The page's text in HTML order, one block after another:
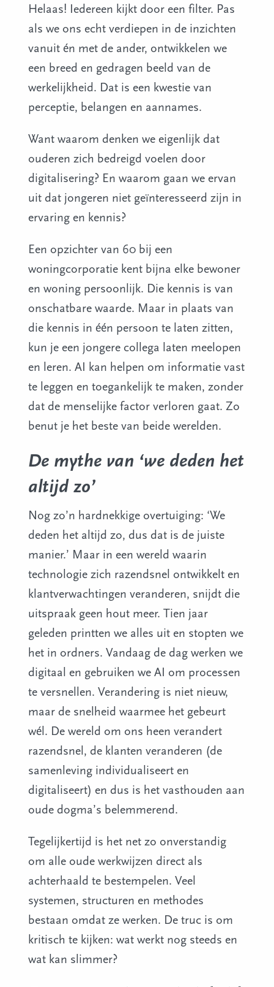
Helaas! Iedereen kijkt door een filter. Pas
als we ons echt verdiepen in de inzichten
vanuit én met de ander, ontwikkelen we
een breed en gedragen beeld van de
werkelijkheid. Dat is een kwestie van
perceptie, belangen en aannames.
Want waarom denken we eigenlijk dat
ouderen zich bedreigd voelen door
digitalisering? En waarom gaan we ervan
uit dat jongeren niet geïnteresseerd zijn in
ervaring en kennis?
Een opzichter van 60 bij een
woningcorporatie kent bijna elke bewoner
en woning persoonlijk. Die kennis is van
onschatbare waarde. Maar in plaats van
die kennis in één persoon te laten zitten,
kun je een jongere collega laten meelopen
en leren. AI kan helpen om informatie vast
te leggen en toegankelijk te maken, zonder
dat de menselijke factor verloren gaat. Zo
benut je het beste van beide werelden.
De mythe van ‘we deden het
altijd zo’
Nog zo’n hardnekkige overtuiging: ‘We
deden het altijd zo, dus dat is de juiste
manier.’ Maar in een wereld waarin
technologie zich razendsnel ontwikkelt en
klantverwachtingen veranderen, snijdt die
uitspraak geen hout meer. Tien jaar
geleden printten we alles uit en stopten we
het in ordners. Vandaag de dag werken we
digitaal en gebruiken we AI om processen
te versnellen. Verandering is niet nieuw,
maar de snelheid waarmee het gebeurt
wél. De wereld om ons heen verandert
razendsnel, de klanten veranderen (de
samenleving individualiseert en
digitaliseert) en dus is het vasthouden aan
oude dogma’s belemmerend.
Tegelijkertijd is het net zo onverstandig
om alle oude werkwijzen direct als
achterhaald te bestempelen. Veel
systemen, structuren en methodes
bestaan omdat ze werken. De truc is om
kritisch te kijken: wat werkt nog steeds en
wat kan slimmer?